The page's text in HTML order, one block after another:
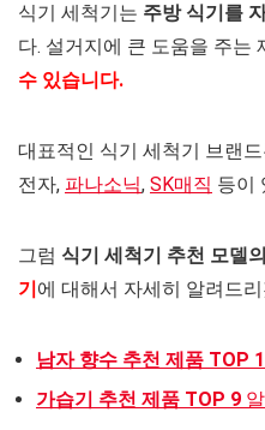
식기 세척기는 주방 식기를
다. 설거지에 큰 도움을 주는
수 있습니다.
대표적인 식기 세척기 브랜
전자, 파나소닉, SK매직 등이
그럼 식기 세척기 추천 모델
기 에 대해서 자세히 알려드
남자 향수 추천 제품 TOP
가습기 추천 제품 TOP 9